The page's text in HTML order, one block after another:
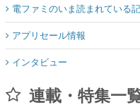
電ファミのいま読まれている
アプリセール情報
インタビュー
連載・特集一